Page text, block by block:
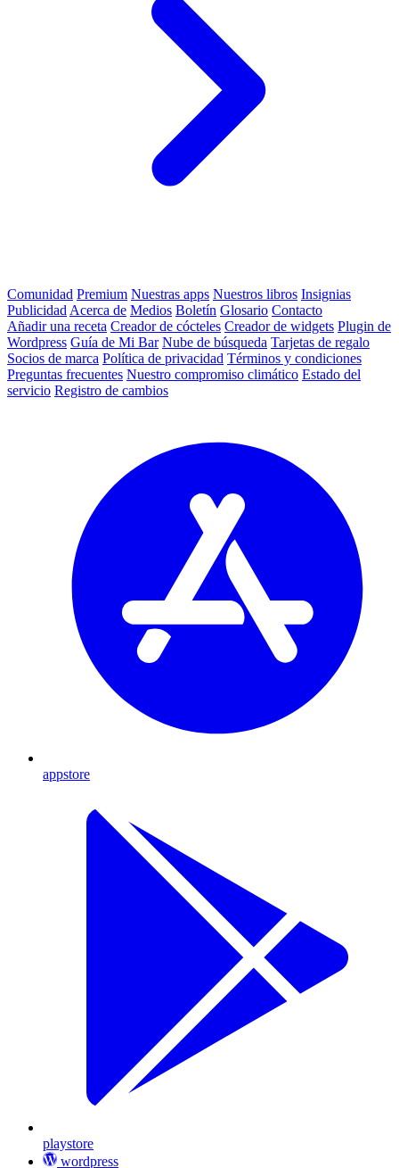
Comunidad Premium Nuestras apps Nuestros libros Insignias
Publicidad Acerca de Medios Boletín Glosario Contacto
Añadir una receta Creador de cócteles Creador de widgets Plugin de
Wordpress Guía de Mi Bar Nube de búsqueda Tarjetas de regalo
Socios de marca Política de privacidad Términos y condiciones
Preguntas frecuentes Nuestro compromiso climático Estado del
servicio Registro de cambios
appstore
playstore
wordpress